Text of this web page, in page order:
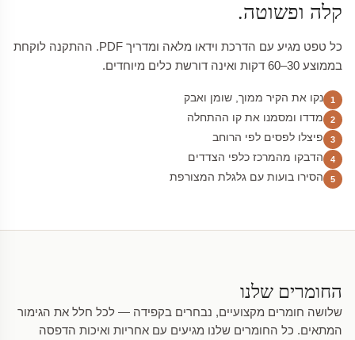
קלה ופשוטה.
כל טפט מגיע עם הדרכת וידאו מלאה ומדריך PDF. ההתקנה לוקחת
בממוצע 30–60 דקות ואינה דורשת כלים מיוחדים.
1 נקו את הקיר ממוך, שומן ואבק
2 מדדו ומסמנו את קו ההתחלה
3 פיצלו לפסים לפי הרוחב
4 הדבקו מהמרכז כלפי הצדדים
5 הסירו בועות עם גלגלת המצורפת
החומרים שלנו
שלושה חומרים מקצועיים, נבחרים בקפידה — לכל חלל את הגימור
המתאים. כל החומרים שלנו מגיעים עם אחריות ואיכות הדפסה